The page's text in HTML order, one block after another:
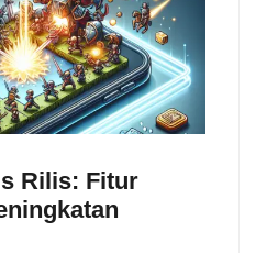
Rilis: Fitur